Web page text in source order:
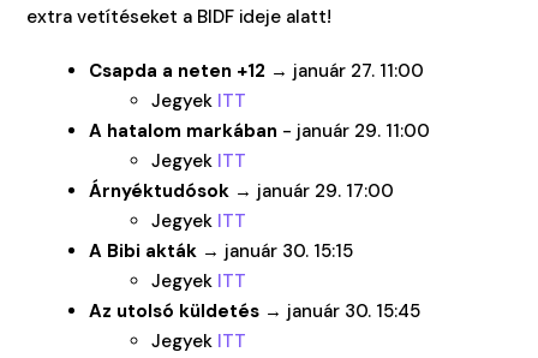
extra vetítéseket a BIDF ideje alatt!
Csapda a neten +12 → január 27. 11:00
Jegyek ITT
A hatalom markában - január 29. 11:00
Jegyek ITT
Árnyéktudósok → január 29. 17:00
Jegyek ITT
A Bibi akták → január 30. 15:15
Jegyek ITT
Az utolsó küldetés → január 30. 15:45
Jegyek ITT